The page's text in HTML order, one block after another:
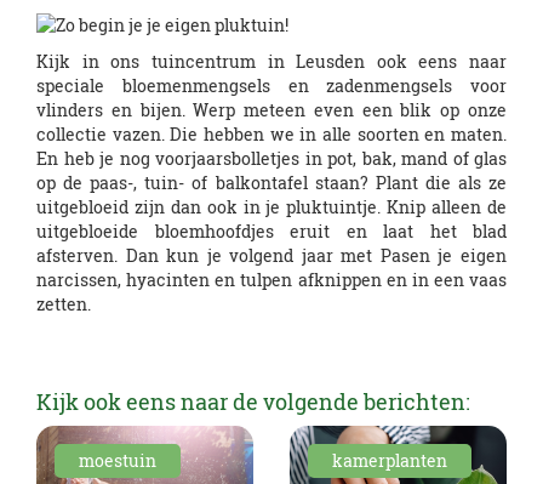
Kijk in ons tuincentrum in Leusden ook eens naar
speciale bloemenmengsels en zadenmengsels voor
vlinders en bijen. Werp meteen even een blik op onze
collectie vazen. Die hebben we in alle soorten en maten.
En heb je nog voorjaarsbolletjes in pot, bak, mand of glas
op de paas-, tuin- of balkontafel staan? Plant die als ze
uitgebloeid zijn dan ook in je pluktuintje. Knip alleen de
uitgebloeide bloemhoofdjes eruit en laat het blad
afsterven. Dan kun je volgend jaar met Pasen je eigen
narcissen, hyacinten en tulpen afknippen en in een vaas
zetten.
Kijk ook eens naar de volgende berichten:
moestuin kamerplanten